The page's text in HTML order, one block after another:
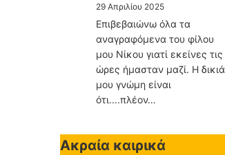
29 Απριλίου 2025
Επιβεβαιώνω όλα τα
αναγραφόμενα του φίλου
μου Νίκου γιατί εκείνες τις
ώρες ήμασταν μαζί. Η δικιά
μου γνώμη είναι
ότι....πλέον…
Ακραία καιρικά